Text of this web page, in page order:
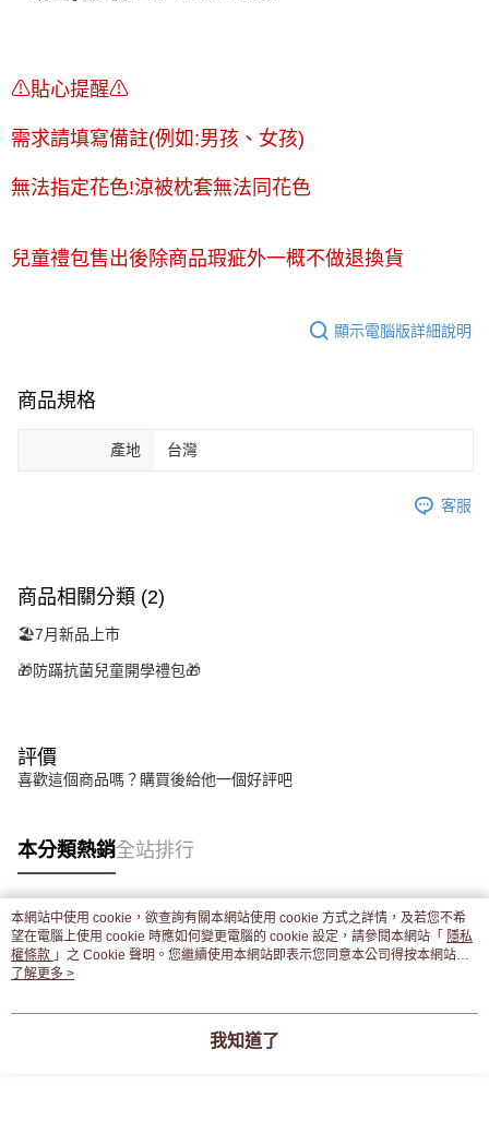
⚠貼心提醒⚠
需求請填寫備註(例如:男孩、女孩)
無法指定花色!涼被枕套無法同花色
兒童禮包售出後除商品瑕疵外一概不做退換貨
顯示電腦版詳細說明
商品規格
產地 台灣
客服
商品相關分類 (2)
🏖️7月新品上市
🎁防蹣抗菌兒童開學禮包🎁
評價
喜歡這個商品嗎？購買後給他一個好評吧
本分類熱銷全站排行
熱門標籤
本網站中使用 cookie，欲查詢有關本網站使用 cookie 方式之詳情，及若您不希
望在電腦上使用 cookie 時應如何變更電腦的 cookie 設定，請參閱本網站「 隱私
權條款 」之 Cookie 聲明。您繼續使用本網站即表示您同意本公司得按本網站使
用條款之 Cookie 聲明使用 cookie。
了解更多 >
我知道了